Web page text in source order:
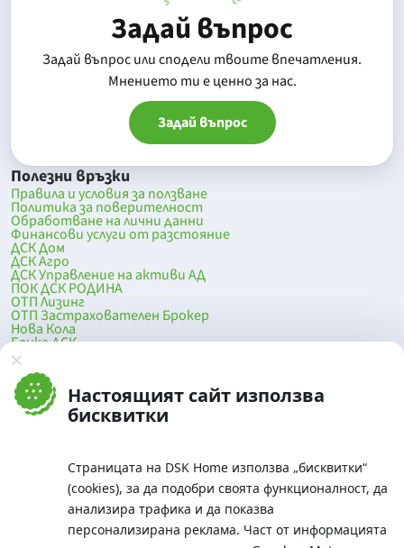
Настоящият сайт използва
бисквитки
Страницата на DSK Home използва „бисквитки“
(cookies), за да подобри своята функционалност, да
анализира трафика и да показва
персонализирана реклама. Част от информацията
Задай въпрос
Задай въпрос или сподели твоите впечатления.
Mнението ти е ценно за нас.
Задай въпрос
Полезни връзки
Правила и условия за ползване
Политика за поверителност
Обработване на лични данни
Финансови услуги от разстояние
ДСК Дом
ДСК Агро
ДСК Управление на активи АД
ПОК ДСК РОДИНА
ОТП Лизинг
ОТП Застрахователен Брокер
Нова Кола
Банка ДСК
DSK Mobile
Оферти за продажба от Банка ДСК
Клонова мрежа и банкомати
До началото на страницата